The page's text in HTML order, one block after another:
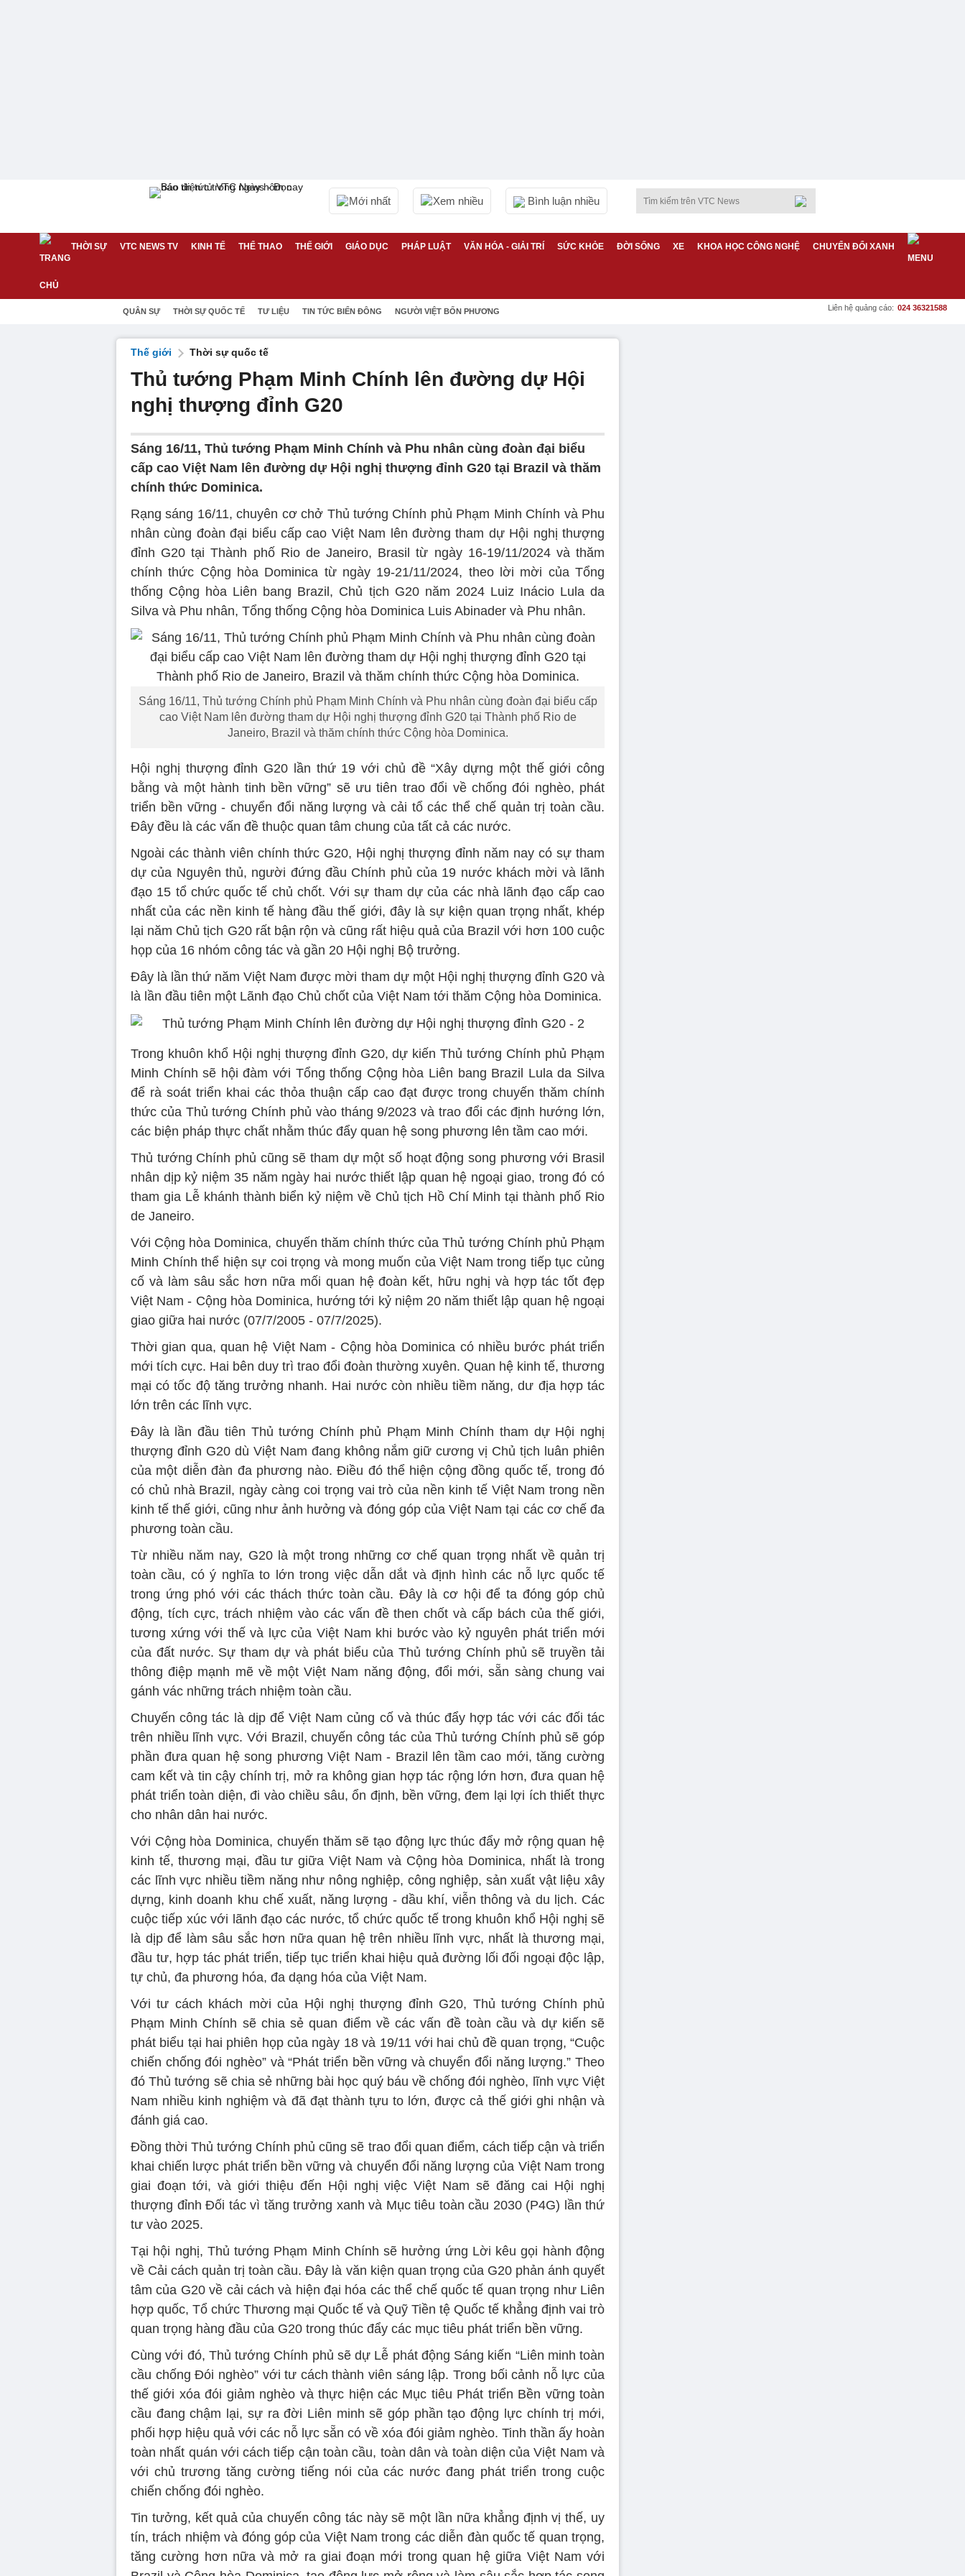
Mới nhất Xem nhiều Bình luận nhiều
THỜI SỰ VTC NEWS TV KINH TẾ THỂ THAO THẾ GIỚI GIÁO DỤC PHÁP LUẬT VĂN HÓA - GIẢI TRÍ SỨC KHỎE ĐỜI SỐNG XE KHOA HỌC CÔNG NGHỆ CHUYỂN ĐỔI XANH
QUÂN SỰ THỜI SỰ QUỐC TẾ TƯ LIỆU TIN TỨC BIỂN ĐÔNG NGƯỜI VIỆT BỐN PHƯƠNG Liên hệ quảng cáo: 024 36321588
Thế giới Thời sự quốc tế
Thủ tướng Phạm Minh Chính lên đường dự Hội
nghị thượng đỉnh G20
Sáng 16/11, Thủ tướng Phạm Minh Chính và Phu nhân cùng đoàn đại biểu
cấp cao Việt Nam lên đường dự Hội nghị thượng đỉnh G20 tại Brazil và thăm
chính thức Dominica.
Rạng sáng 16/11, chuyên cơ chở Thủ tướng Chính phủ Phạm Minh Chính và Phu
nhân cùng đoàn đại biểu cấp cao Việt Nam lên đường tham dự Hội nghị thượng
đỉnh G20 tại Thành phố Rio de Janeiro, Brasil từ ngày 16-19/11/2024 và thăm
chính thức Cộng hòa Dominica từ ngày 19-21/11/2024, theo lời mời của Tổng
thống Cộng hòa Liên bang Brazil, Chủ tịch G20 năm 2024 Luiz Inácio Lula da
Silva và Phu nhân, Tổng thống Cộng hòa Dominica Luis Abinader và Phu nhân.
Sáng 16/11, Thủ tướng Chính phủ Phạm Minh Chính và Phu nhân cùng đoàn đại biểu cấp
cao Việt Nam lên đường tham dự Hội nghị thượng đỉnh G20 tại Thành phố Rio de
Janeiro, Brazil và thăm chính thức Cộng hòa Dominica.
Hội nghị thượng đỉnh G20 lần thứ 19 với chủ đề “Xây dựng một thế giới công
bằng và một hành tinh bền vững” sẽ ưu tiên trao đổi về chống đói nghèo, phát
triển bền vững - chuyển đổi năng lượng và cải tổ các thể chế quản trị toàn cầu.
Đây đều là các vấn đề thuộc quan tâm chung của tất cả các nước.
Ngoài các thành viên chính thức G20, Hội nghị thượng đỉnh năm nay có sự tham
dự của Nguyên thủ, người đứng đầu Chính phủ của 19 nước khách mời và lãnh
đạo 15 tổ chức quốc tế chủ chốt. Với sự tham dự của các nhà lãnh đạo cấp cao
nhất của các nền kinh tế hàng đầu thế giới, đây là sự kiện quan trọng nhất, khép
lại năm Chủ tịch G20 rất bận rộn và cũng rất hiệu quả của Brazil với hơn 100 cuộc
họp của 16 nhóm công tác và gần 20 Hội nghị Bộ trưởng.
Đây là lần thứ năm Việt Nam được mời tham dự một Hội nghị thượng đỉnh G20 và
là lần đầu tiên một Lãnh đạo Chủ chốt của Việt Nam tới thăm Cộng hòa Dominica.
Trong khuôn khổ Hội nghị thượng đỉnh G20, dự kiến Thủ tướng Chính phủ Phạm
Minh Chính sẽ hội đàm với Tổng thống Cộng hòa Liên bang Brazil Lula da Silva
để rà soát triển khai các thỏa thuận cấp cao đạt được trong chuyến thăm chính
thức của Thủ tướng Chính phủ vào tháng 9/2023 và trao đổi các định hướng lớn,
các biện pháp thực chất nhằm thúc đẩy quan hệ song phương lên tầm cao mới.
Thủ tướng Chính phủ cũng sẽ tham dự một số hoạt động song phương với Brasil
nhân dịp kỷ niệm 35 năm ngày hai nước thiết lập quan hệ ngoại giao, trong đó có
tham gia Lễ khánh thành biển kỷ niệm về Chủ tịch Hồ Chí Minh tại thành phố Rio
de Janeiro.
Với Cộng hòa Dominica, chuyến thăm chính thức của Thủ tướng Chính phủ Phạm
Minh Chính thể hiện sự coi trọng và mong muốn của Việt Nam trong tiếp tục củng
cố và làm sâu sắc hơn nữa mối quan hệ đoàn kết, hữu nghị và hợp tác tốt đẹp
Việt Nam - Cộng hòa Dominica, hướng tới kỷ niệm 20 năm thiết lập quan hệ ngoại
giao giữa hai nước (07/7/2005 - 07/7/2025).
Thời gian qua, quan hệ Việt Nam - Cộng hòa Dominica có nhiều bước phát triển
mới tích cực. Hai bên duy trì trao đổi đoàn thường xuyên. Quan hệ kinh tế, thương
mại có tốc độ tăng trưởng nhanh. Hai nước còn nhiều tiềm năng, dư địa hợp tác
lớn trên các lĩnh vực.
Đây là lần đầu tiên Thủ tướng Chính phủ Phạm Minh Chính tham dự Hội nghị
thượng đỉnh G20 dù Việt Nam đang không nắm giữ cương vị Chủ tịch luân phiên
của một diễn đàn đa phương nào. Điều đó thể hiện cộng đồng quốc tế, trong đó
có chủ nhà Brazil, ngày càng coi trọng vai trò của nền kinh tế Việt Nam trong nền
kinh tế thế giới, cũng như ảnh hưởng và đóng góp của Việt Nam tại các cơ chế đa
phương toàn cầu.
Từ nhiều năm nay, G20 là một trong những cơ chế quan trọng nhất về quản trị
toàn cầu, có ý nghĩa to lớn trong việc dẫn dắt và định hình các nỗ lực quốc tế
trong ứng phó với các thách thức toàn cầu. Đây là cơ hội để ta đóng góp chủ
động, tích cực, trách nhiệm vào các vấn đề then chốt và cấp bách của thế giới,
tương xứng với thế và lực của Việt Nam khi bước vào kỷ nguyên phát triển mới
của đất nước. Sự tham dự và phát biểu của Thủ tướng Chính phủ sẽ truyền tải
thông điệp mạnh mẽ về một Việt Nam năng động, đổi mới, sẵn sàng chung vai
gánh vác những trách nhiệm toàn cầu.
Chuyến công tác là dịp để Việt Nam củng cố và thúc đẩy hợp tác với các đối tác
trên nhiều lĩnh vực. Với Brazil, chuyến công tác của Thủ tướng Chính phủ sẽ góp
phần đưa quan hệ song phương Việt Nam - Brazil lên tầm cao mới, tăng cường
cam kết và tin cậy chính trị, mở ra không gian hợp tác rộng lớn hơn, đưa quan hệ
phát triển toàn diện, đi vào chiều sâu, ổn định, bền vững, đem lại lợi ích thiết thực
cho nhân dân hai nước.
Với Cộng hòa Dominica, chuyến thăm sẽ tạo động lực thúc đẩy mở rộng quan hệ
kinh tế, thương mại, đầu tư giữa Việt Nam và Cộng hòa Dominica, nhất là trong
các lĩnh vực nhiều tiềm năng như nông nghiệp, công nghiệp, sản xuất vật liệu xây
dựng, kinh doanh khu chế xuất, năng lượng - dầu khí, viễn thông và du lịch. Các
cuộc tiếp xúc với lãnh đạo các nước, tổ chức quốc tế trong khuôn khổ Hội nghị sẽ
là dịp để làm sâu sắc hơn nữa quan hệ trên nhiều lĩnh vực, nhất là thương mại,
đầu tư, hợp tác phát triển, tiếp tục triển khai hiệu quả đường lối đối ngoại độc lập,
tự chủ, đa phương hóa, đa dạng hóa của Việt Nam.
Với tư cách khách mời của Hội nghị thượng đỉnh G20, Thủ tướng Chính phủ
Phạm Minh Chính sẽ chia sẻ quan điểm về các vấn đề toàn cầu và dự kiến sẽ
phát biểu tại hai phiên họp của ngày 18 và 19/11 với hai chủ đề quan trọng, “Cuộc
chiến chống đói nghèo” và “Phát triển bền vững và chuyển đổi năng lượng.” Theo
đó Thủ tướng sẽ chia sẻ những bài học quý báu về chống đói nghèo, lĩnh vực Việt
Nam nhiều kinh nghiệm và đã đạt thành tựu to lớn, được cả thế giới ghi nhận và
đánh giá cao.
Đồng thời Thủ tướng Chính phủ cũng sẽ trao đổi quan điểm, cách tiếp cận và triển
khai chiến lược phát triển bền vững và chuyển đổi năng lượng của Việt Nam trong
giai đoạn tới, và giới thiệu đến Hội nghị việc Việt Nam sẽ đăng cai Hội nghị
thượng đỉnh Đối tác vì tăng trưởng xanh và Mục tiêu toàn cầu 2030 (P4G) lần thứ
tư vào 2025.
Tại hội nghị, Thủ tướng Phạm Minh Chính sẽ hưởng ứng Lời kêu gọi hành động
về Cải cách quản trị toàn cầu. Đây là văn kiện quan trọng của G20 phản ánh quyết
tâm của G20 về cải cách và hiện đại hóa các thể chế quốc tế quan trọng như Liên
hợp quốc, Tổ chức Thương mại Quốc tế và Quỹ Tiền tệ Quốc tế khẳng định vai trò
quan trọng hàng đầu của G20 trong thúc đẩy các mục tiêu phát triển bền vững.
Cùng với đó, Thủ tướng Chính phủ sẽ dự Lễ phát động Sáng kiến “Liên minh toàn
cầu chống Đói nghèo” với tư cách thành viên sáng lập. Trong bối cảnh nỗ lực của
thế giới xóa đói giảm nghèo và thực hiện các Mục tiêu Phát triển Bền vững toàn
cầu đang chậm lại, sự ra đời Liên minh sẽ góp phần tạo động lực chính trị mới,
phối hợp hiệu quả với các nỗ lực sẵn có về xóa đói giảm nghèo. Tinh thần ấy hoàn
toàn nhất quán với cách tiếp cận toàn cầu, toàn dân và toàn diện của Việt Nam và
với chủ trương tăng cường tiếng nói của các nước đang phát triển trong cuộc
chiến chống đói nghèo.
Tin tưởng, kết quả của chuyến công tác này sẽ một lần nữa khẳng định vị thế, uy
tín, trách nhiệm và đóng góp của Việt Nam trong các diễn đàn quốc tế quan trọng,
tăng cường hơn nữa và mở ra giai đoạn mới trong quan hệ giữa Việt Nam với